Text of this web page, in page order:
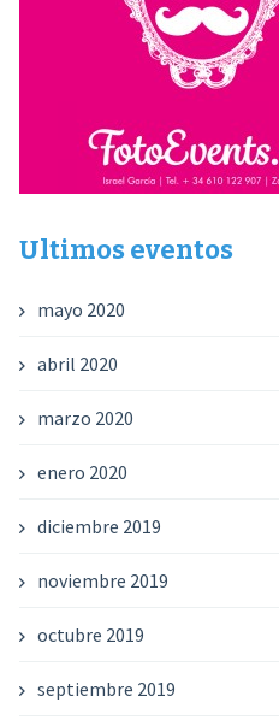
Ultimos eventos
mayo 2020
abril 2020
marzo 2020
enero 2020
diciembre 2019
noviembre 2019
octubre 2019
septiembre 2019